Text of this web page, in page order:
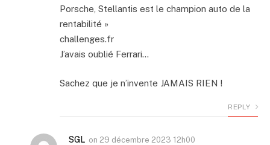
Porsche, Stellantis est le champion auto de la
rentabilité »
challenges.fr
J’avais oublié Ferrari…
Sachez que je n’invente JAMAIS RIEN !
REPLY
SGL on 29 décembre 2023 12h00